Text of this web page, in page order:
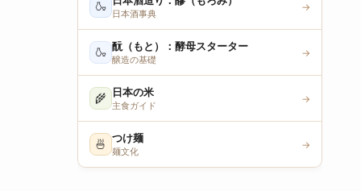
🍶
日本酒事典
→
🍶 酛（もと）：酵母スターター
醸造の基礎
→
🌾 日本の米
主食ガイド
→
🍜 つけ麺
麺文化
→